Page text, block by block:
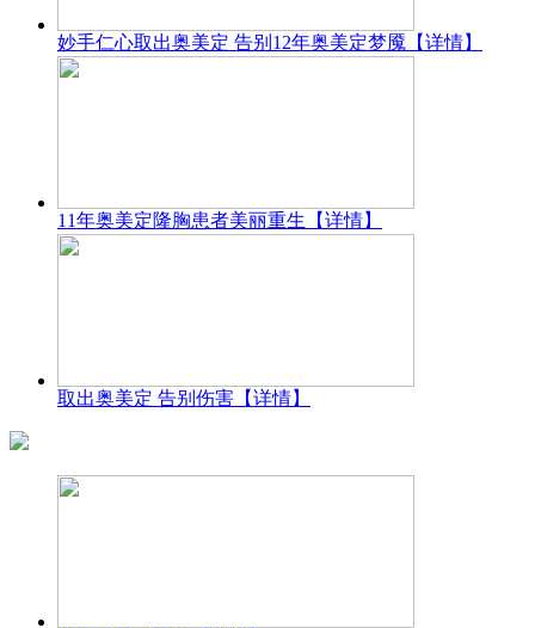
妙手仁心取出奥美定 告别12年奥美定梦魇 【详情】
11年奥美定隆胸患者美丽重生 【详情】
取出奥美定 告别伤害 【详情】